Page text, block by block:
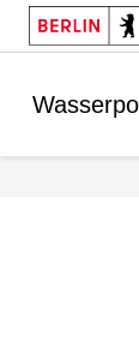
Springe zur
Springe zum